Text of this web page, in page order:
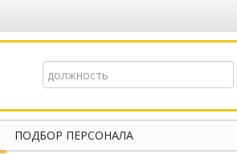
ПОДБОР ПЕРСОНАЛА